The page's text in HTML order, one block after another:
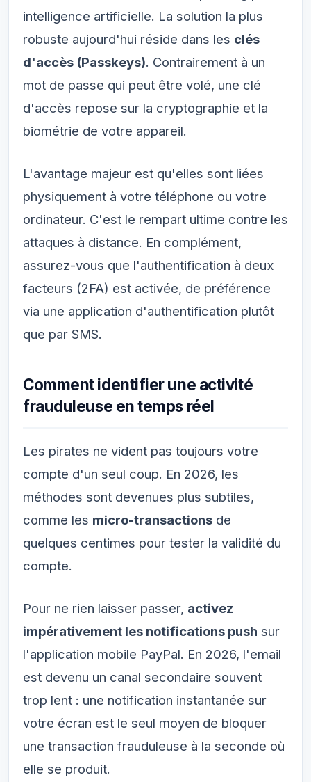
intelligence artificielle. La solution la plus
robuste aujourd'hui réside dans les clés
d'accès (Passkeys). Contrairement à un
mot de passe qui peut être volé, une clé
d'accès repose sur la cryptographie et la
biométrie de votre appareil.
L'avantage majeur est qu'elles sont liées
physiquement à votre téléphone ou votre
ordinateur. C'est le rempart ultime contre les
attaques à distance. En complément,
assurez-vous que l'authentification à deux
facteurs (2FA) est activée, de préférence
via une application d'authentification plutôt
que par SMS.
Comment identifier une activité
frauduleuse en temps réel
Les pirates ne vident pas toujours votre
compte d'un seul coup. En 2026, les
méthodes sont devenues plus subtiles,
comme les micro-transactions de
quelques centimes pour tester la validité du
compte.
Pour ne rien laisser passer, activez
impérativement les notifications push sur
l'application mobile PayPal. En 2026, l'email
est devenu un canal secondaire souvent
trop lent : une notification instantanée sur
votre écran est le seul moyen de bloquer
une transaction frauduleuse à la seconde où
elle se produit.